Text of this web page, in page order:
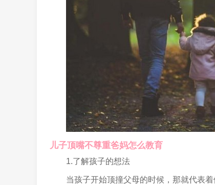
儿子顶嘴不尊重爸妈怎么教育
1.了解孩子的想法
当孩子开始顶撞父母的时候，那就代表